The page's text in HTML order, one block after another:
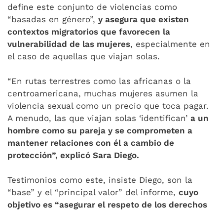
define este conjunto de violencias como
“basadas en género”, y asegura que existen
contextos migratorios que favorecen la
vulnerabilidad de las mujeres, especialmente en
el caso de aquellas que viajan solas.
“En rutas terrestres como las africanas o la
centroamericana, muchas mujeres asumen la
violencia sexual como un precio que toca pagar.
A menudo, las que viajan solas ‘identifican’ a un
hombre como su pareja y se comprometen a
mantener relaciones con él a cambio de
protección”, explicó Sara Diego.
Testimonios como este, insiste Diego, son la
“base” y el “principal valor” del informe, cuyo
objetivo es “asegurar el respeto de los derechos